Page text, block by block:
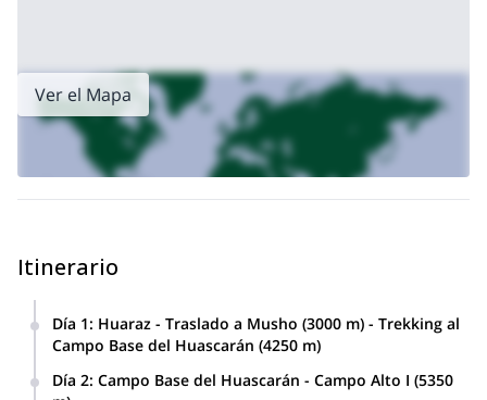
Ver el Mapa
Itinerario
Día 1: Huaraz - Traslado a Musho (3000 m) - Trekking al
Campo Base del Huascarán (4250 m)
hacia Musho. Aquí cargaremos nuestro equipaje en los
Día 2: Campo Base del Huascarán - Campo Alto I (5350